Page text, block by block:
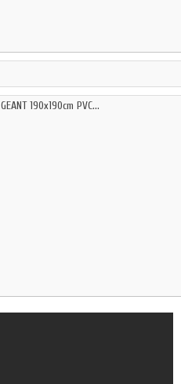
190x190cm PVC...